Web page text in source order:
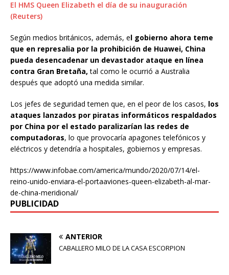
El HMS Queen Elizabeth el día de su inauguración
(Reuters)
Según medios británicos, además, el gobierno ahora teme
que en represalia por la prohibición de Huawei, China
pueda desencadenar un devastador ataque en línea
contra Gran Bretaña, tal como le ocurrió a Australia
después que adoptó una medida similar.
Los jefes de seguridad temen que, en el peor de los casos, los
ataques lanzados por piratas informáticos respaldados
por China por el estado paralizarían las redes de
computadoras, lo que provocaría apagones telefónicos y
eléctricos y detendría a hospitales, gobiernos y empresas.
https://www.infobae.com/america/mundo/2020/07/14/el-
reino-unido-enviara-el-portaaviones-queen-elizabeth-al-mar-
de-china-meridional/
PUBLICIDAD
ANTERIOR
CABALLERO MILO DE LA CASA ESCORPION